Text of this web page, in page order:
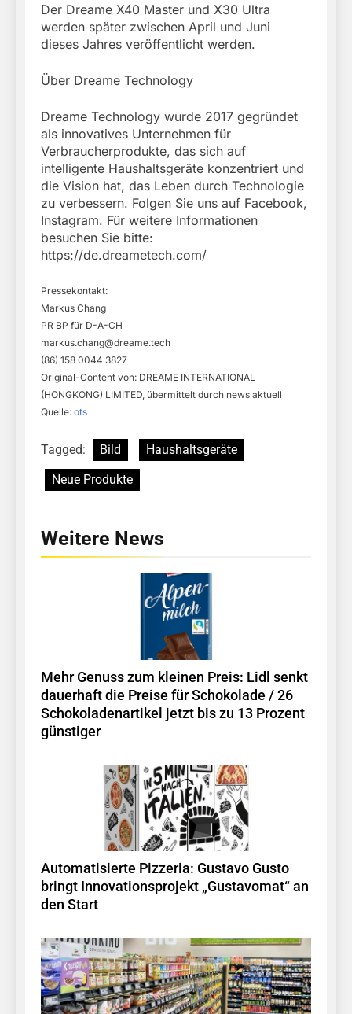
Der Dreame X40 Master und X30 Ultra
werden später zwischen April und Juni
dieses Jahres veröffentlicht werden.
Über Dreame Technology
Dreame Technology wurde 2017 gegründet
als innovatives Unternehmen für
Verbraucherprodukte, das sich auf
intelligente Haushaltsgeräte konzentriert und
die Vision hat, das Leben durch Technologie
zu verbessern. Folgen Sie uns auf Facebook,
Instagram. Für weitere Informationen
besuchen Sie bitte:
https://de.dreametech.com/
Pressekontakt:
Markus Chang
PR BP für D-A-CH
markus.chang@dreame.tech
(86) 158 0044 3827
Original-Content von: DREAME INTERNATIONAL
(HONGKONG) LIMITED, übermittelt durch news aktuell
Quelle: ots
Tagged: Bild
Haushaltsgeräte
Neue Produkte
Weitere News
Mehr Genuss zum kleinen Preis: Lidl senkt
dauerhaft die Preise für Schokolade / 26
Schokoladenartikel jetzt bis zu 13 Prozent
günstiger
Automatisierte Pizzeria: Gustavo Gusto
bringt Innovationsprojekt „Gustavomat“ an
den Start